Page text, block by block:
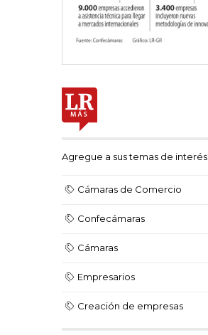
Agregue a sus temas de interés
Cámaras de Comercio
Confecámaras
Cámaras
Empresarios
Creación de empresas